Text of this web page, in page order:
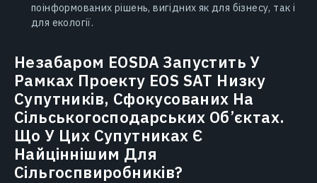
поінформованих рішень, вигідних як для бізнесу, так і
для екології.
Незабаром EOSDA Запустить У
Рамках Проекту EOS SAT Низку
Супутників, Сфокусованих На
Сільськогосподарських Об’єктах.
Що У Цих Супутниках Є
Найціннішим Для
Сільгоспвиробників?